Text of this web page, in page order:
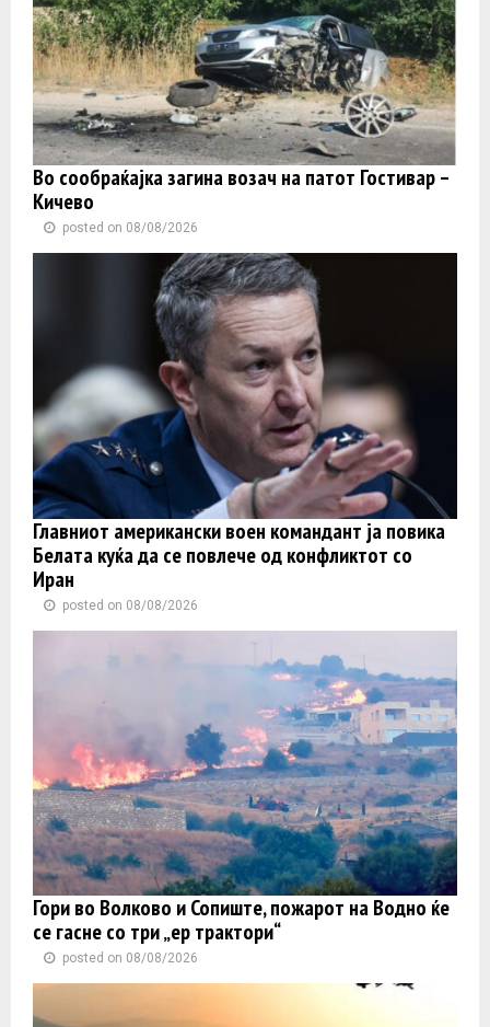
Во сообраќајка загина возач на патот Гостивар –
Кичево
posted on 08/08/2026
Главниот американски воен командант ја повика
Белата куќа да се повлече од конфликтот со
Иран
posted on 08/08/2026
Гори во Волково и Сопиште, пожарот на Водно ќе
се гасне со три „ер трактори“
posted on 08/08/2026